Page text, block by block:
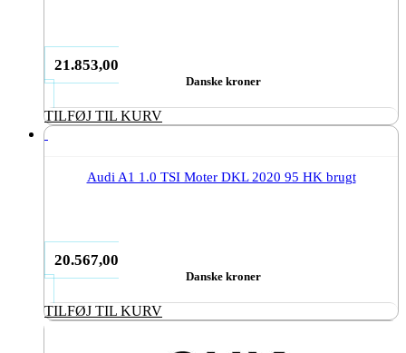
21.853,00
Danske kroner
TILFØJ TIL KURV
Audi A1 1.0 TSI Moter DKL 2020 95 HK brugt
20.567,00
Danske kroner
TILFØJ TIL KURV